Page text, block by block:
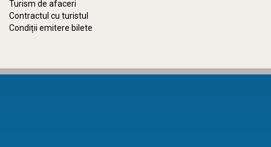
Turism de afaceri
Contractul cu turistul
Condiții emitere bilete